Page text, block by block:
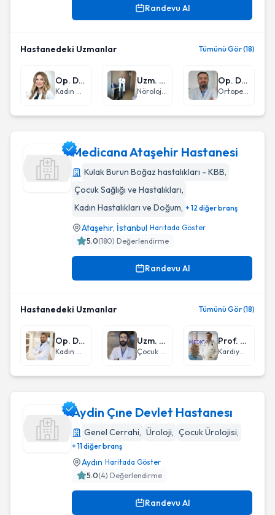
Randevu Al
Hastanedeki Uzmanlar Tümünü Gör (18)
Op. Dr. Feyza Gülgel Şen
Kadın Hastalıkları ve Doğum
Uzm. Dr. Serdar Taşdemir
Nöroloji (Beyin ve Sinir Hastalıkları)
Op. Dr. Kemal Şahan
Ortopedi ve Travmatoloji
Medicana Ataşehir Hastanesi
Kulak Burun Boğaz hastalıkları - KBB,
Çocuk Sağlığı ve Hastalıkları,
Kadın Hastalıkları ve Doğum, + 12 diğer branş
Ataşehir, İstanbul Haritada Göster
5.0(180) Değerlendirme
Randevu Al
Hastanedeki Uzmanlar Tümünü Gör (18)
Op. Dr. Ömer İlker Göçmen
Kadın Hastalıkları ve Doğum
Uzm. Dr. Can Polat
Çocuk Sağlığı ve Hastalıkları
Prof. Dr. Ejder Kardeşoğlu
Kardiyoloji
Aydin Çıne Devlet Hastanesı
Aydin Çıne Devlet Hastanesı
Genel Cerrahi, Üroloji, Çocuk Ürolojisi,
+ 11 diğer branş
Aydın Haritada Göster
5.0(4) Değerlendirme
Randevu Al